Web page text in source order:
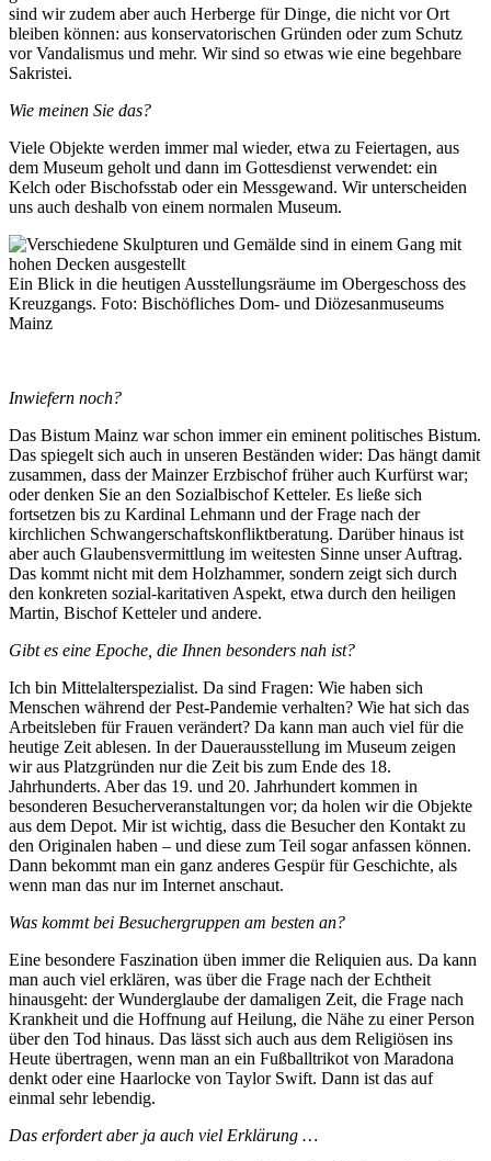
sind wir zudem aber auch Herberge für Dinge, die nicht vor Ort
bleiben können: aus konservatorischen Gründen oder zum Schutz
vor Vandalismus und mehr. Wir sind so etwas wie eine begehbare
Sakristei.
Wie meinen Sie das?
Viele Objekte werden immer mal wieder, etwa zu Feiertagen, aus
dem Museum geholt und dann im Gottesdienst verwendet: ein
Kelch oder Bischofsstab oder ein Messgewand. Wir unterscheiden
uns auch deshalb von einem normalen Museum.
Ein Blick in die heutigen Ausstellungsräume im Obergeschoss des
Kreuzgangs. Foto: Bischöfliches Dom- und Diözesanmuseums
Mainz
Inwiefern noch?
Das Bistum Mainz war schon immer ein eminent politisches Bistum.
Das spiegelt sich auch in unseren Beständen wider: Das hängt damit
zusammen, dass der Mainzer Erzbischof früher auch Kurfürst war;
oder denken Sie an den Sozialbischof Ketteler. Es ließe sich
fortsetzen bis zu Kardinal Lehmann und der Frage nach der
kirchlichen Schwangerschaftskonfliktberatung. Darüber hinaus ist
aber auch Glaubensvermittlung im weitesten Sinne unser Auftrag.
Das kommt nicht mit dem Holzhammer, sondern zeigt sich durch
den konkreten sozial-karitativen Aspekt, etwa durch den heiligen
Martin, Bischof Ketteler und andere.
Gibt es eine Epoche, die Ihnen besonders nah ist?
Ich bin Mittelalterspezialist. Da sind Fragen: Wie haben sich
Menschen während der Pest-Pandemie verhalten? Wie hat sich das
Arbeitsleben für Frauen verändert? Da kann man auch viel für die
heutige Zeit ablesen. In der Dauerausstellung im Museum zeigen
wir aus Platzgründen nur die Zeit bis zum Ende des 18.
Jahrhunderts. Aber das 19. und 20. Jahrhundert kommen in
besonderen Besucherveranstaltungen vor; da holen wir die Objekte
aus dem Depot. Mir ist wichtig, dass die Besucher den Kontakt zu
den Originalen haben – und diese zum Teil sogar anfassen können.
Dann bekommt man ein ganz anderes Gespür für Geschichte, als
wenn man das nur im Internet anschaut.
Was kommt bei Besuchergruppen am besten an?
Eine besondere Faszination üben immer die Reliquien aus. Da kann
man auch viel erklären, was über die Frage nach der Echtheit
hinausgeht: der Wunderglaube der damaligen Zeit, die Frage nach
Krankheit und die Hoffnung auf Heilung, die Nähe zu einer Person
über den Tod hinaus. Das lässt sich auch aus dem Religiösen ins
Heute übertragen, wenn man an ein Fußballtrikot von Maradona
denkt oder eine Haarlocke von Taylor Swift. Dann ist das auf
einmal sehr lebendig.
Das erfordert aber ja auch viel Erklärung …